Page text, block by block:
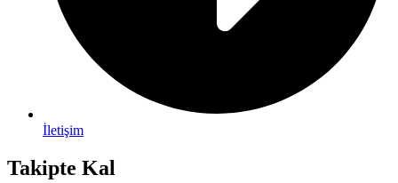
İletişim
Takipte Kal